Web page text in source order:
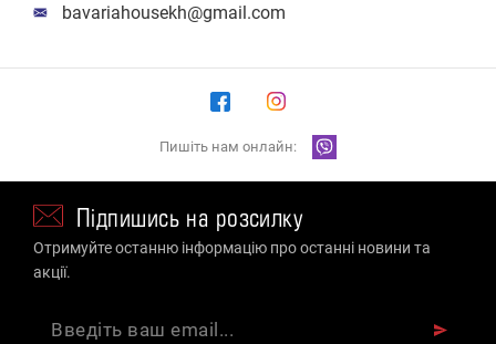
bavariahousekh@gmail.com
Пишіть нам онлайн:
Підпишись на розсилку
Отримуйте останню інформацію про останні новини та
акції.